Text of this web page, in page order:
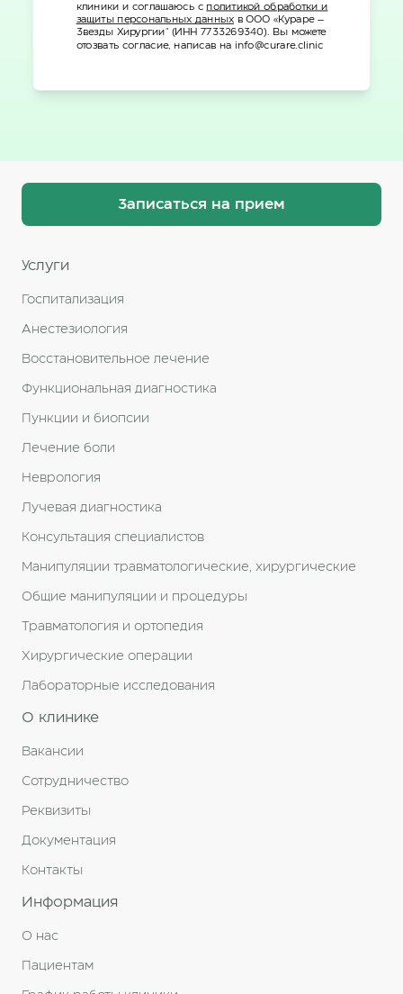
клиники и соглашаюсь с политикой обработки и
защиты персональных данных в ООО «Кураре –
Звезды Хирургии" (ИНН 7733269340). Вы можете
отозвать согласие, написав на info@curare.clinic
Информация
О нас
Пациентам
О клинике
Вакансии
Сотрудничество
Реквизиты
Документация
Контакты
Услуги
Госпитализация
Анестезиология
Восстановительное лечение
Функциональная диагностика
Пункции и биопсии
Лечение боли
Неврология
Лучевая диагностика
Консультация специалистов
Манипуляции травматологические, хирургические
Общие манипуляции и процедуры
Травматология и ортопедия
Хирургические операции
Лабораторные исследования
Записаться на прием